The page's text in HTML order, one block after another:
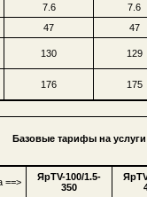
7.6
7.6
47
47
130 129
176 175
Базовые тарифы на услуги
==>
ЯрTV-100/1.5-
350